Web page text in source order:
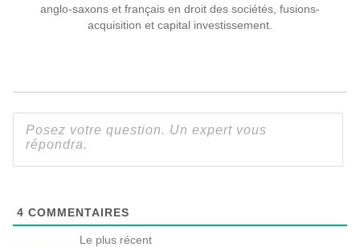
anglo-saxons et français en droit des sociétés, fusions-
acquisition et capital investissement.
4 COMMENTAIRES
Le plus récent